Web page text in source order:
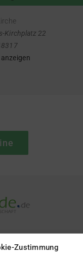
Zustimmung
Kirchplatz 22